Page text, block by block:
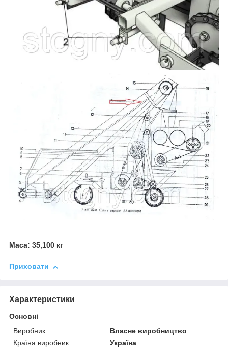
Маса: 35,100 кг
Приховати
Характеристики
Основні
Виробник
Власне виробництво
Країна виробник
Україна